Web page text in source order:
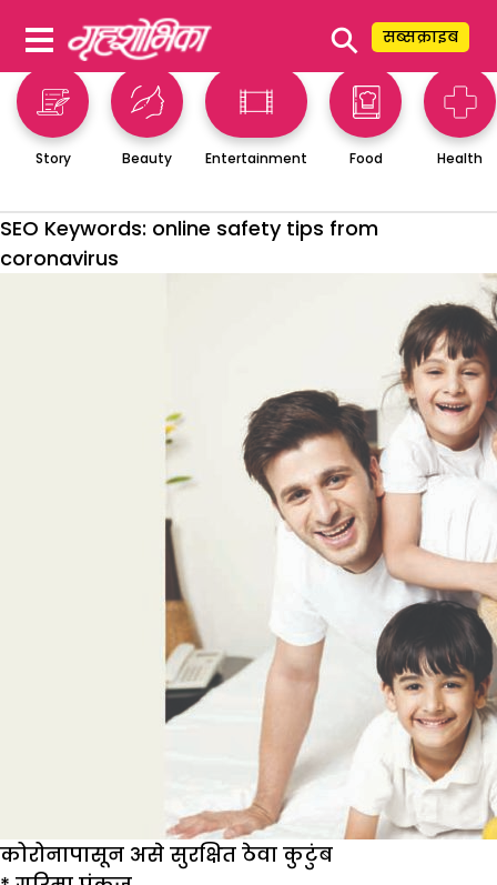
⚲ सब्सक्राइब
Story Beauty Entertainment Food Health
SEO Keywords: online safety tips from
coronavirus
कोरोनापासून असे सुरक्षित ठेवा कुटुंब